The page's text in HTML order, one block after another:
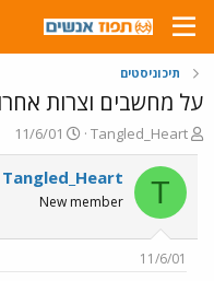
תיכוניסטים
על מחשבים וצרות
פ
ו
ת
ח
ה
ש
Tangled_Heart
פ
ו
ר
ם
11/6/01
T
Tangled_Heart
New member
11/6/01